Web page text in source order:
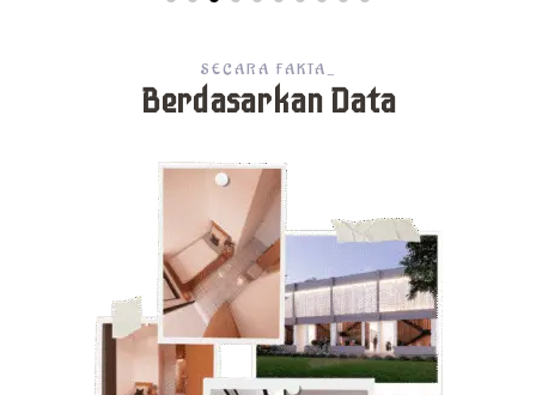
SECARA FAKTA_
Berdasarkan Data